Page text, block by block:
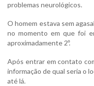
problemas neurológicos.
O homem estava sem
no momento em que foi
aproximadamente 2º.
Após entrar em contato
informação de qual seria o
até lá.